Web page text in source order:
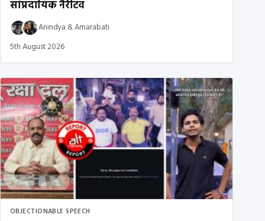
सांप्रदायिक नैरेटिव
Anindya &Amarabati
5th August 2026
OBJECTIONABLE SPEECH